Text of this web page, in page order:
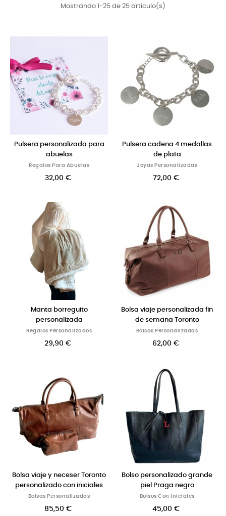
Mostrando 1-25 de 25 artículo(s)
Pulsera personalizada para
abuelas
Regalos Para Abuelas
32,00 €
Pulsera cadena 4 medallas
de plata
Joyas Personalizadas
72,00 €
Manta borreguito
personalizada
Regalos Personalizados
29,90 €
Bolsa viaje personalizada fin
de semana Toronto
Bolsas Personalizadas
62,00 €
Bolsa viaje y neceser Toronto
personalizado con iniciales
Bolsas Personalizadas
85,50 €
Bolso personalizado grande
piel Praga negro
Bolsos Con Iniciales
45,00 €